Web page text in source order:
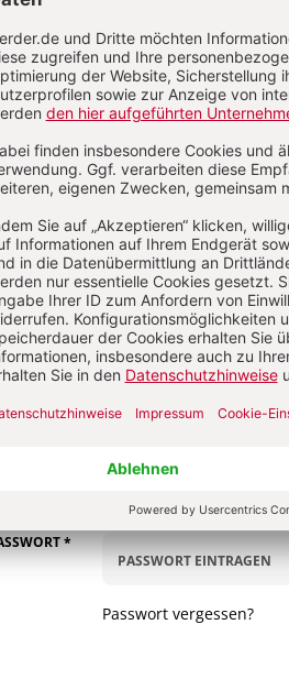
ersten Stein:
uns über Ihren
KOMMENTIEREN
*
Passwort vergessen?